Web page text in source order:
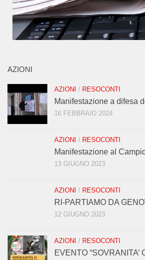
AZIONI
AZIONI / RESOCONTI
Manifestazione a difesa
16 FEBBRAIO 2024
AZIONI / RESOCONTI
Manifestazione al
13 GIUGNO 2023
AZIONI / RESOCONTI
RI-PARTIAMO DA
12 GIUGNO 2023
AZIONI / RESOCONTI
EVENTO “SOVRANITA’